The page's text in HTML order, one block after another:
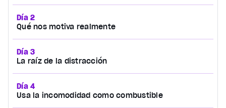
Día 2
Qué nos motiva realmente
Día 3
La raíz de la distracción
Día 4
Usa la incomodidad como combustible